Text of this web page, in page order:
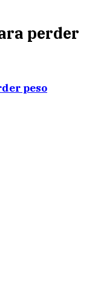
perder
peso